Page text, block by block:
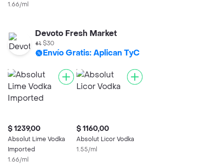
1.66/ml
Devoto Fresh Market
$30
Envío Gratis: Aplican TyC
$ 1239,00
Absolut Lime Vodka
Imported
1.66/ml
$ 1160,00
Absolut Licor Vodka
1.55/ml